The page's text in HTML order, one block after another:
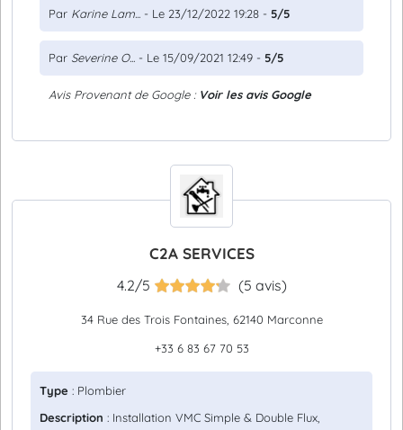
Par Karine Lam... - Le 23/12/2022 19:28 - 5/5
Par Severine O... - Le 15/09/2021 12:49 - 5/5
Avis Provenant de Google : Voir les avis Google
C2A SERVICES
4.2/5 (5 avis)
34 Rue des Trois Fontaines, 62140 Marconne
+33 6 83 67 70 53
Type : Plombier
Description : Installation VMC Simple & Double Flux,